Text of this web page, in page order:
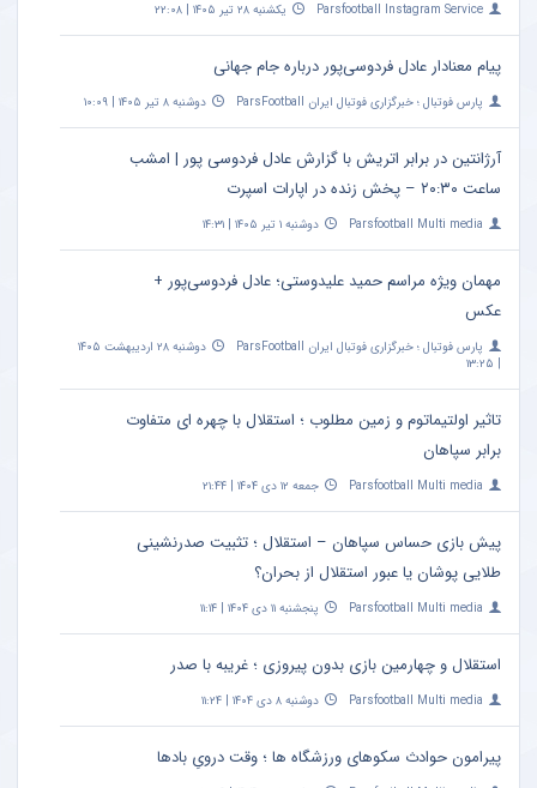
Parsfootball Instagram Service یکشنبه ۲۸ تیر ۱۴۰۵ | ۲۲:۰۸
پیام معنادار عادل فردوسی‌پور درباره جام جهانی
پارس فوتبال ؛ خبرگزاری فوتبال ایران ParsFootball دوشنبه ۸ تیر ۱۴۰۵ | ۱۰:۰۹
آرژانتین در برابر اتریش با گزارش عادل فردوسی پور | امشب
ساعت ۲۰:۳۰ – پخش زنده در اپارات اسپرت
Parsfootball Multi media دوشنبه ۱ تیر ۱۴۰۵ | ۱۴:۳۱
مهمان ویژه مراسم حمید علیدوستی؛ عادل فردوسی‌پور +
عکس
پارس فوتبال ؛ خبرگزاری فوتبال ایران ParsFootball
دوشنبه ۲۸ اردیبهشت ۱۴۰۵
| ۱۳:۲۵
تاثیر اولتیماتوم و زمین مطلوب ؛ استقلال با چهره ای متفاوت
برابر سپاهان
Parsfootball Multi media جمعه ۱۲ دی ۱۴۰۴ | ۲۱:۴۴
پیش بازی حساس سپاهان – استقلال ؛ تثبیت صدرنشینی
طلایی پوشان یا عبور استقلال از بحران؟
Parsfootball Multi media پنجشنبه ۱۱ دی ۱۴۰۴ | ۱۱:۱۴
استقلال و چهارمین بازی بدون پیروزی ؛ غریبه با صدر
Parsfootball Multi media دوشنبه ۸ دی ۱۴۰۴ | ۱۱:۲۴
پیرامون حوادث سکوهای ورزشگاه ها ؛ وقت درویِ بادها